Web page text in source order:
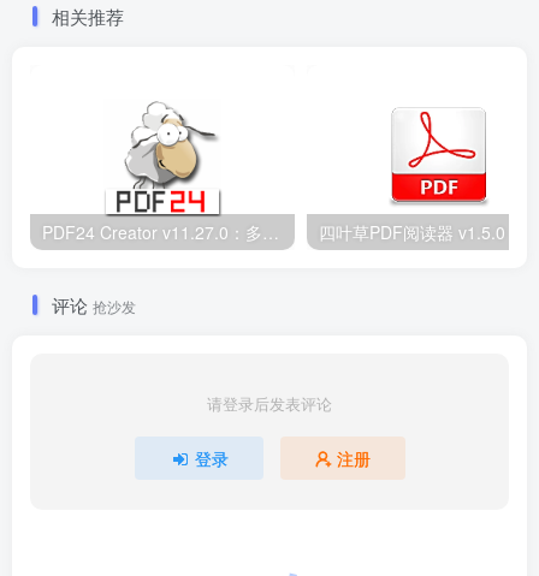
相关推荐
评论 抢沙发
请登录后发表评论
登录 注册